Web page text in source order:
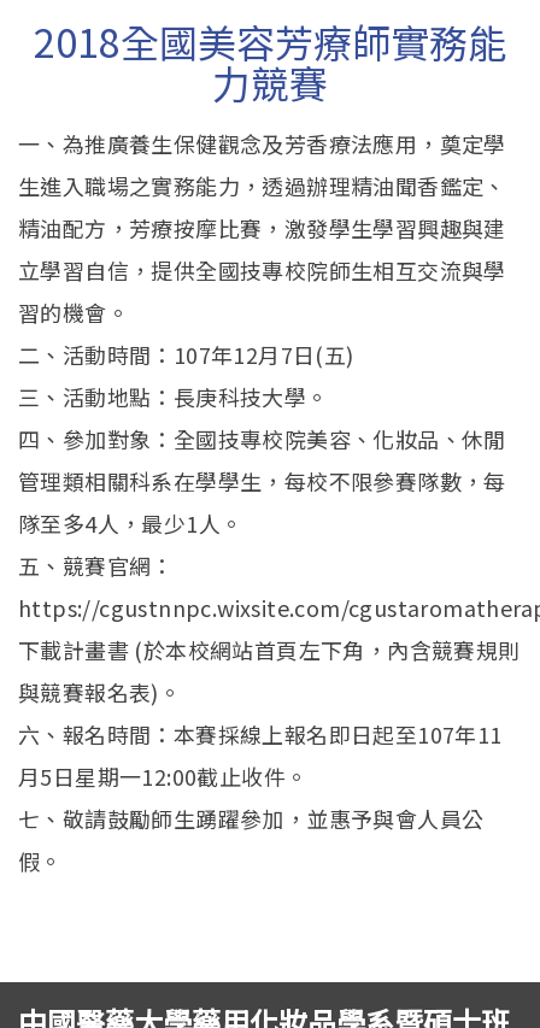
2018全國美容芳療師實務能
力競賽
一、為推廣養生保健觀念及芳香療法應用，奠定學
生進入職場之實務能力，透過辦理精油聞香鑑定、
精油配方，芳療按摩比賽，激發學生學習興趣與建
立學習自信，提供全國技專校院師生相互交流與學
習的機會。
二、活動時間：107年12月7日(五)
三、活動地點：長庚科技大學。
四、參加對象：全國技專校院美容、化妝品、休閒
管理類相關科系在學學生，每校不限參賽隊數，每
隊至多4人，最少1人。
五、競賽官網：
https://cgustnnpc.wixsite.com/
下載計畫書 (於本校網站首頁左下角，內含競賽規則
與競賽報名表)。
六、報名時間：本賽採線上報名即日起至107年11
月5日星期一12:00截止收件。
七、敬請鼓勵師生踴躍參加，並惠予與會人員公
假。